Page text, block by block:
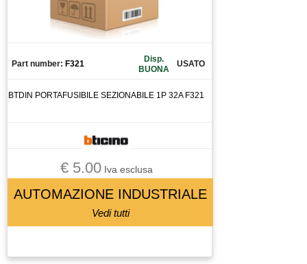
CONTATTO
CONTATTO AUSILIARIO
CONTATTOREORE
DISSUASORE DI GRAVITà
DOMOTICA
DRIVER
ELETTROMANDRINO
ELETTROVALVOLA VALVOLA
Part number: F321
Disp.
BUONA
USATO
BTDIN PORTAFUSIBILE SEZIONABILE 1P 32A F321
€ 5.00Iva esclusa
AUTOMAZIONE INDUSTRIALE
Vedi tutti